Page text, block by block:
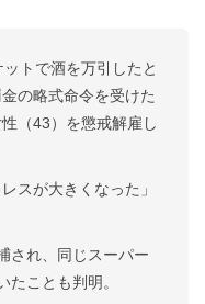
トで酒を万引したと
の略式命令を受けた
（43）を懲戒解雇し
スが大きくなった」
され、同じスーパー
たことも判明。